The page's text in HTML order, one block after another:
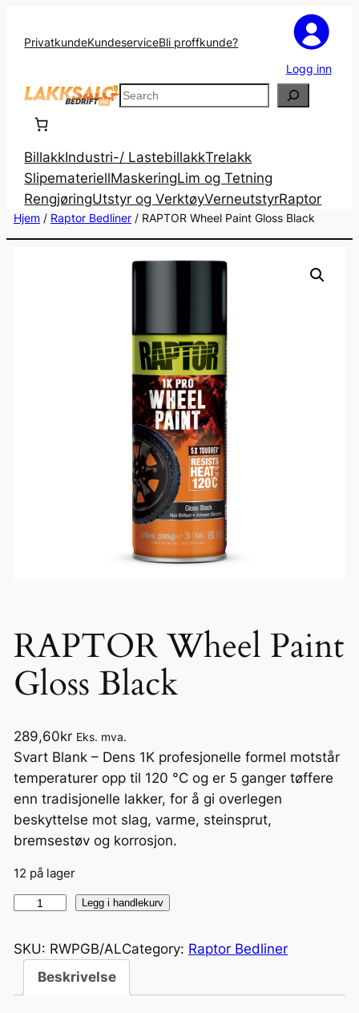
PrivatkundeKundeserviceBli proffkunde?
Logg inn
Search
BillakkIndustri-/ LastebillakkTrelakk
SlipemateriellMaskeringLim og Tetning
RengjøringUtstyr og VerktøyVerneutstyrRaptor
Hjem/ Raptor Bedliner/ RAPTOR Wheel Paint Gloss Black
RAPTOR Wheel Paint
Gloss Black
289,60kr Eks. mva.
Svart Blank – Dens 1K profesjonelle formel motstår
temperaturer opp til 120 °C og er 5 ganger tøffere
enn tradisjonelle lakker, for å gi overlegen
beskyttelse mot slag, varme, steinsprut,
bremsestøv og korrosjon.
12 på lager
P
Legg i handlekurv
SKU: RWPGB/ALCategory: Raptor Bedliner
Beskrivelse